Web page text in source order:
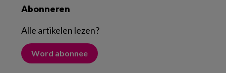
Abonneren
Alle artikelen lezen?
Word abonnee